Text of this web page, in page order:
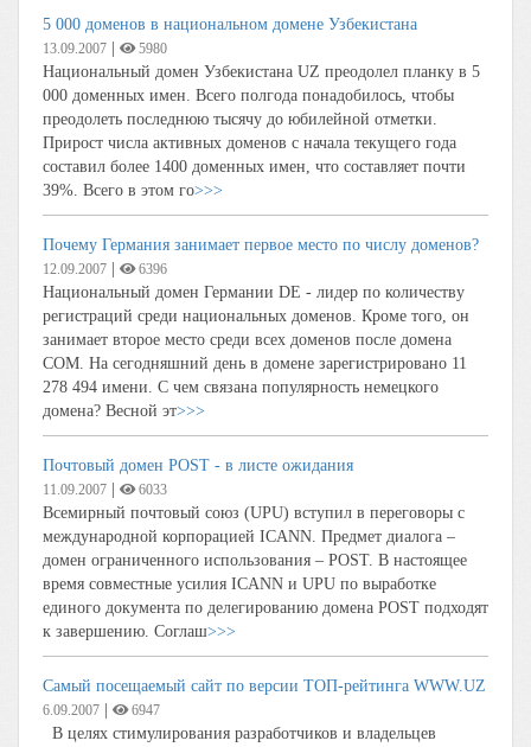
5 000 доменов в национальном домене Узбекистана
13.09.2007 5980
Национальный домен Узбекистана UZ преодолел планку в 5
000 доменных имен. Всего полгода понадобилось, чтобы
преодолеть последнюю тысячу до юбилейной отметки.
Прирост числа активных доменов с начала текущего года
составил более 1400 доменных имен, что составляет почти
39%. Всего в этом го>>>
Почему Германия занимает первое место по числу доменов?
12.09.2007 6396
Национальный домен Германии DE - лидер по количеству
регистраций среди национальных доменов. Кроме того, он
занимает второе место среди всех доменов после домена
COM. На сегодняшний день в домене зарегистрировано 11
278 494 имени. С чем связана популярность немецкого
домена? Весной эт>>>
Почтовый домен POST - в листе ожидания
11.09.2007 6033
Всемирный почтовый союз (UPU) вступил в переговоры с
международной корпорацией ICANN. Предмет диалога –
домен ограниченного использования – POST. В настоящее
время совместные усилия ICANN и UPU по выработке
единого документа по делегированию домена POST подходят
к завершению. Соглаш>>>
Самый посещаемый сайт по версии ТОП-рейтинга WWW.UZ
6.09.2007 6947
В целях стимулирования разработчиков и владельцев